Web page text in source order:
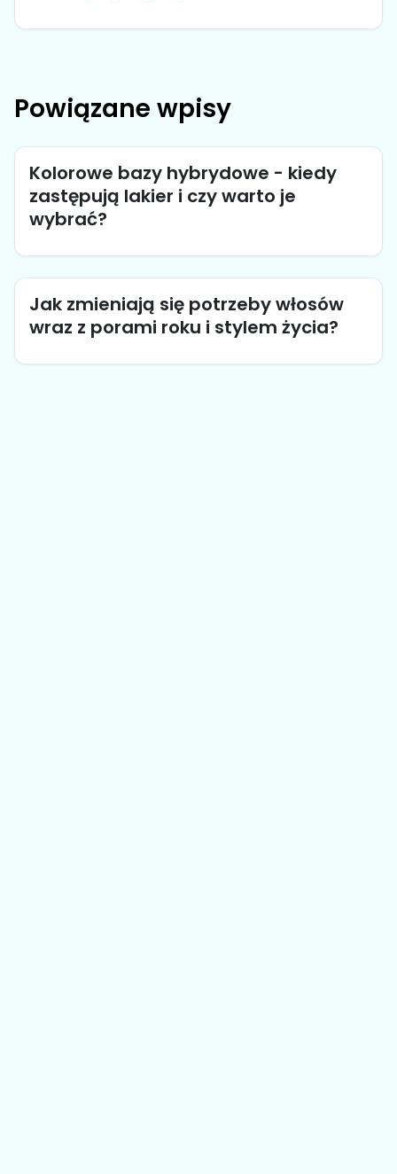
Powiązane wpisy
Kolorowe bazy hybrydowe - kiedy
zastępują lakier i czy warto je
wybrać?
Jak zmieniają się potrzeby włosów
wraz z porami roku i stylem życia?